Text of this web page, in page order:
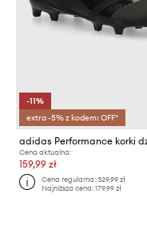
-11%
extra -5% z kodem: OFF*
Cena aktualna:
159,99 zł
Cena regularna:329,99 zł
Najniższa cena:179,99 zł